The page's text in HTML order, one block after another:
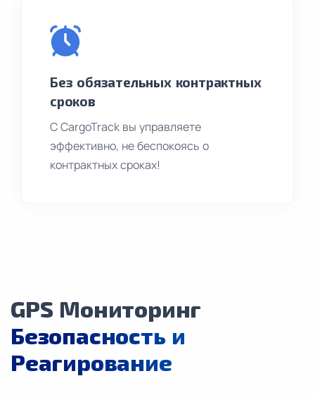
Без обязательных контрактных
сроков
С CargoTrack вы управляете
эффективно, не беспокоясь о
контрактных сроках!
GPS Мониторинг
Безопасность и
Реагирование